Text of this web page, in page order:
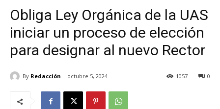
Obliga Ley Orgánica de la UAS
iniciar un proceso de elección
para designar al nuevo Rector
By Redacción octubre 5, 2024 0
1057